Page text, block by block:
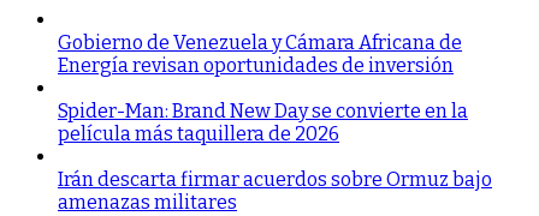
Gobierno de Venezuela y Cámara Africana de
Energía revisan oportunidades de inversión
Spider-Man: Brand New Day se convierte en la
película más taquillera de 2026
Irán descarta firmar acuerdos sobre Ormuz bajo
amenazas militares